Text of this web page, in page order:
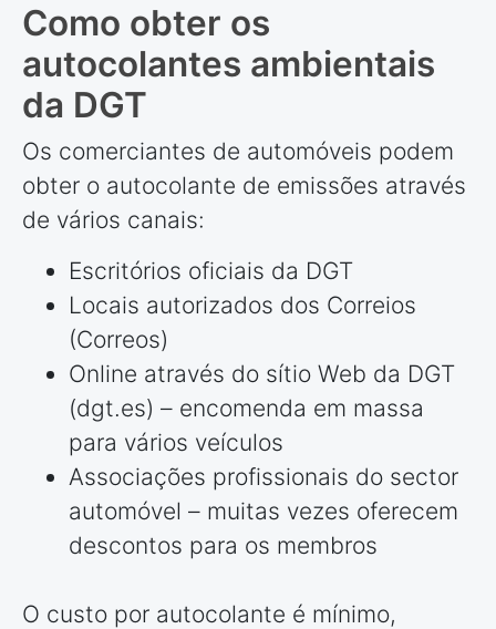
Como obter os
autocolantes ambientais
da DGT
Os comerciantes de automóveis podem
obter o autocolante de emissões através
de vários canais:
Escritórios oficiais da DGT
Locais autorizados dos Correios
(Correos)
Online através do sítio Web da DGT
(dgt.es) – encomenda em massa
para vários veículos
Associações profissionais do sector
automóvel – muitas vezes oferecem
descontos para os membros
O custo por autocolante é mínimo,